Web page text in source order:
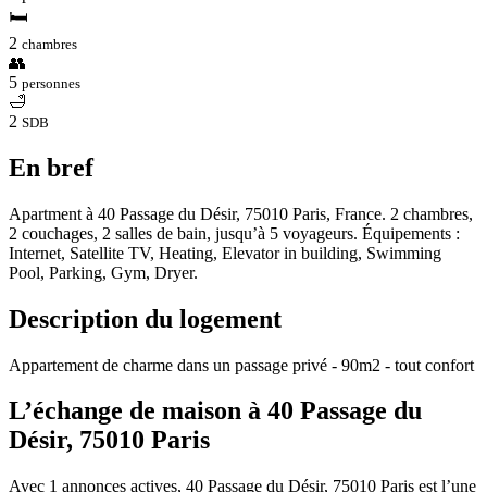
🛏
2 chambres
👥
5 personnes
🛁
2 SDB
En bref
Apartment à 40 Passage du Désir, 75010 Paris, France. 2 chambres,
2 couchages, 2 salles de bain, jusqu’à 5 voyageurs. Équipements :
Internet, Satellite TV, Heating, Elevator in building, Swimming
Pool, Parking, Gym, Dryer.
Description du logement
Appartement de charme dans un passage privé - 90m2 - tout confort
L’échange de maison à 40 Passage du
Désir, 75010 Paris
Avec 1 annonces actives, 40 Passage du Désir, 75010 Paris est l’une